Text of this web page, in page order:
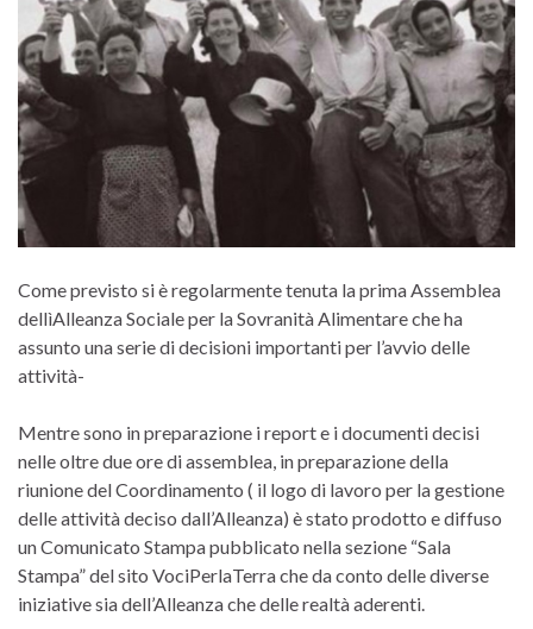
Come previsto si è regolarmente tenuta la prima Assemblea
dellìAlleanza Sociale per la Sovranità Alimentare che ha
assunto una serie di decisioni importanti per l’avvio delle
attività-
Mentre sono in preparazione i report e i documenti decisi
nelle oltre due ore di assemblea, in preparazione della
riunione del Coordinamento ( il logo di lavoro per la gestione
delle attività deciso dall’Alleanza) è stato prodotto e diffuso
un Comunicato Stampa pubblicato nella sezione “Sala
Stampa” del sito VociPerlaTerra che da conto delle diverse
iniziative sia dell’Alleanza che delle realtà aderenti.